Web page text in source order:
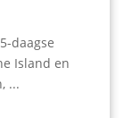
daagse
Island en
...